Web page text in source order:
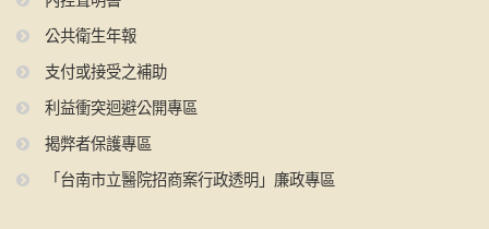
公共衛生年報
支付或接受之補助
利益衝突迴避公開專區
揭弊者保護專區
「台南市立醫院招商案行政透明」廉政專區